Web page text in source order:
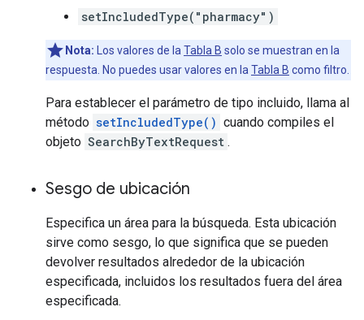
setIncludedType("pharmacy")
Nota: Los valores de la Tabla B solo se muestran en la
respuesta. No puedes usar valores en la Tabla B como filtro.
Para establecer el parámetro de tipo incluido, llama al
método setIncludedType() cuando compiles el
objeto SearchByTextRequest .
Sesgo de ubicación
Especifica un área para la búsqueda. Esta ubicación
sirve como sesgo, lo que significa que se pueden
devolver resultados alrededor de la ubicación
especificada, incluidos los resultados fuera del área
especificada.